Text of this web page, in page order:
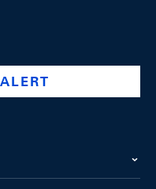
swiss-national-
@swissnationalbank